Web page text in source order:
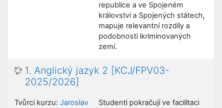
republice a ve Spojeném
království a Spojených státech,
mapuje relevantní rozdíly a
podobnosti ikriminovaných
zemí.
1. Anglický jazyk 2 [KCJ/FPV03-
2025/2026]
Studenti pokračují ve facilitaci
Tvůrci kurzu: Jaroslav